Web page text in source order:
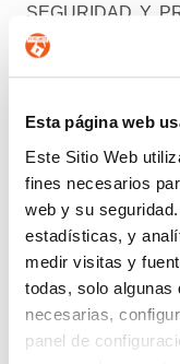
Esta página web
Este Sitio Web
fines necesarios
web y su
estadísticas, y
medir visitas y
todas, solo algunas
necesarias,
panel de
SEGURIDAD Y
los datos
informativo entre
ENTIENDO Y
datos tal y como se
con mayor detalle
AUTORIZO
comerciales.
Enviar